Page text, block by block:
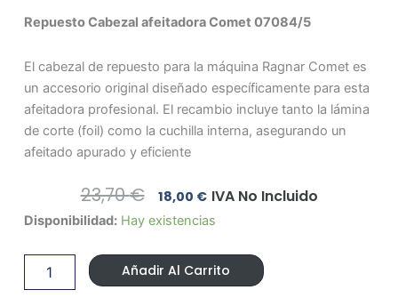
Repuesto Cabezal afeitadora Comet 07084/5
El cabezal de repuesto para la máquina Ragnar Comet es
un accesorio original diseñado específicamente para esta
afeitadora profesional. El recambio incluye tanto la lámina
de corte (foil) como la cuchilla interna, asegurando un
afeitado apurado y eficiente
23,70€ El
Precio
Original
Era:
23,70 €.
18,00 €El
Precio
Actual
Es:
18,00 €.
IVA No Incluido
Disponibilidad: Hay existencias
Repuesto
afeitadora
Comet
07084/50
Añadir Al Carrito